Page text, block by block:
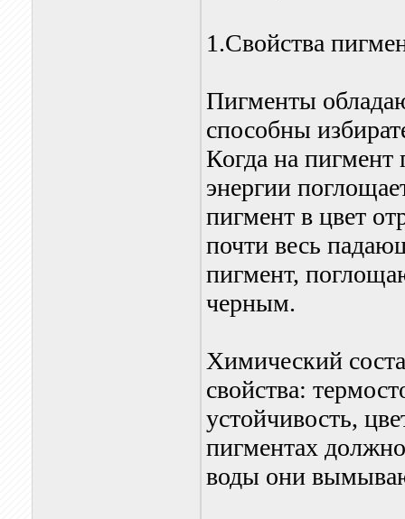
1.Свойства
Пигменты
способны
Когда на пигмент
энергии
пигмент в цвет
почти весь
пигмент,
черным.
Химический
свойства:
устойчивость,
пигментах
воды они